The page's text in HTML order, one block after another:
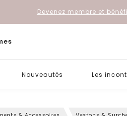
Devenez membre et
Nouveautés Les